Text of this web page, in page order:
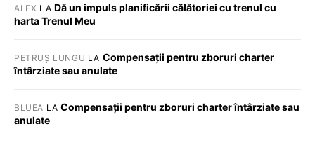
ALEX LA Dă un impuls planificării călătoriei cu trenul cu
harta Trenul Meu
PETRUȘ LUNGU LA Compensații pentru zboruri charter
întârziate sau anulate
BLUEA LACompensații pentru zboruri charter întârziate sau
anulate